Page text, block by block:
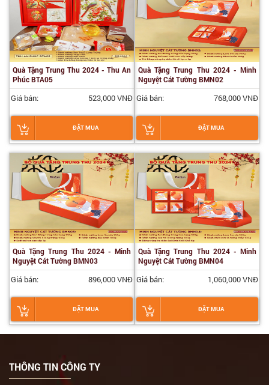
Quà Tặng Trung Thu 2024 - Thu An
Phúc BTA05
Giá bán: 523,000 VNĐ
ĐẶT MUA
Quà Tặng Trung Thu 2024 - Minh
Nguyệt Cát Tường BMN02
Giá bán: 768,000 VNĐ
ĐẶT MUA
Quà Tặng Trung Thu 2024 - Minh
Nguyệt Cát Tường BMN03
Giá bán: 896,000 VNĐ
ĐẶT MUA
Quà Tặng Trung Thu 2024 - Minh
Nguyệt Cát Tường BMN04
Giá bán: 1,060,000 VNĐ
ĐẶT MUA
THÔNG TIN CÔNG TY